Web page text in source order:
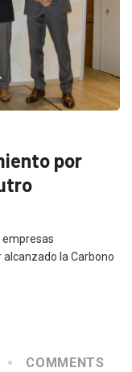
por
empresas
la Carbono
COMMENTS